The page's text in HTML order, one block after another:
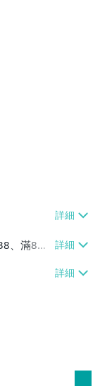
、滿8件
運【單
免運
8件或